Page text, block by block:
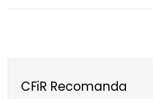
CFiR Recomanda